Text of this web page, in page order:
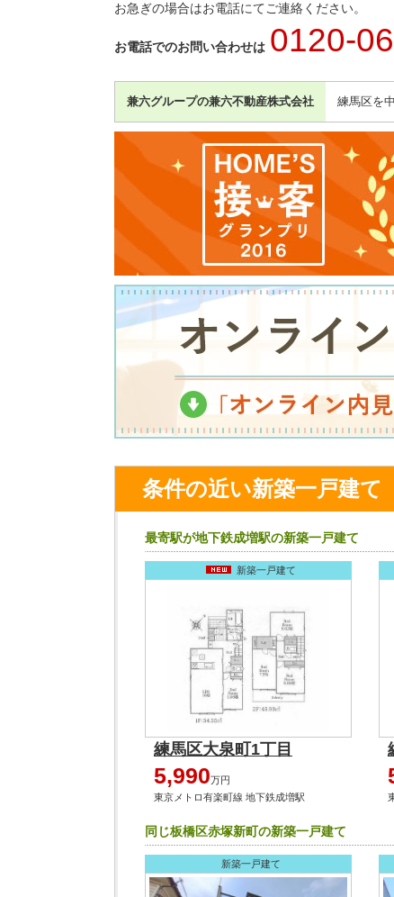
お急ぎの場合はお電話にてご連絡ください。
お電話でのお問い合わせは 0120-
兼六グループの兼六不動産株式会社 練馬区を
条件の近い新築一戸建て
最寄駅が地下鉄成増駅の新築一戸建て
新築一戸建て
練馬区大泉町1丁目
5,990万円
東京メトロ有楽町線 地下鉄成増駅
同じ板橋区赤塚新町の新築一戸建て
新築一戸建て